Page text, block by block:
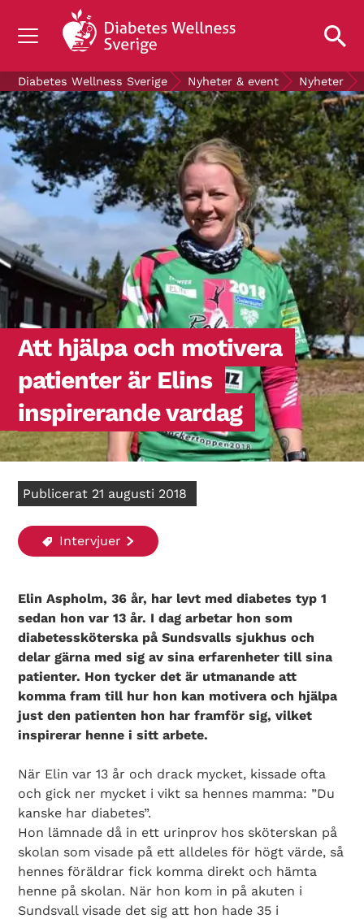
OM DIABETES
STÖD OSS
FORSKNING
NYHETER & EVENT
GRATIS DIABETESPRODUKTER
Blodsockerkollen
Diabetes Wellness Sverige Nyheter & event Nyheter
Att hjälpa och motivera
patienter är Elins
inspirerande vardag
Publicerat 21 augusti 2018
Intervjuer
Elin Aspholm, 36 år, har levt med diabetes typ 1
sedan hon var 13 år. I dag arbetar hon som
diabetessköterska på Sundsvalls sjukhus och
delar gärna med sig av sina erfarenheter till sina
patienter. Hon tycker det är utmanande att
komma fram till hur hon kan motivera och hjälpa
just den patienten hon har framför sig, vilket
inspirerar henne i sitt arbete.
När Elin var 13 år och drack mycket, kissade ofta
och gick ner mycket i vikt sa hennes mamma: ”Du
kanske har diabetes”.
Hon lämnade då in ett urinprov hos sköterskan på
skolan som visade på ett alldeles för högt värde, så
hennes föräldrar fick komma direkt och hämta
henne på skolan. När hon kom in på akuten i
Sundsvall visade det sig att hon hade 35 i